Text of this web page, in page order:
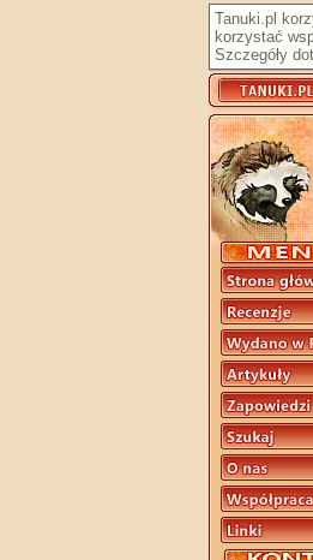
Tanuki.pl
korzystać
Szczegóły